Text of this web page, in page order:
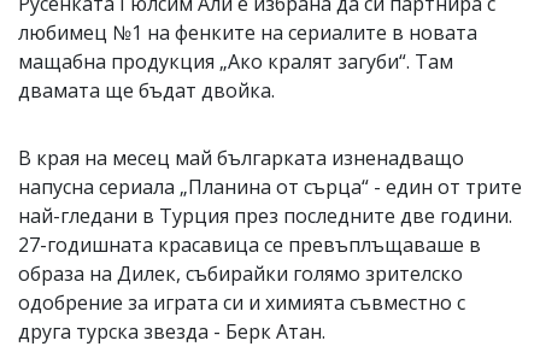
за
тях!
откриете
обиден
коментар,
сигнализирайте
ни!
любимец №1 на фенките на сериалите в новата
мащабна продукция „Ако кралят загуби“. Там
двамата ще бъдат двойка.
В края на месец май българката изненадващо
напусна сериала „Планина от сърца“ - един от трите
най-гледани в Турция през последните две години.
27-годишната красавица се превъплъщаваше в
образа на Дилек, събирайки голямо зрителско
одобрение за играта си и химията съвместно с
друга турска звезда - Берк Атан.